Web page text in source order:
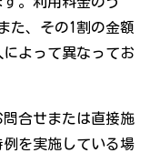
た、その1割の金額
よって異なってお
合せまたは直接施
を実施している場